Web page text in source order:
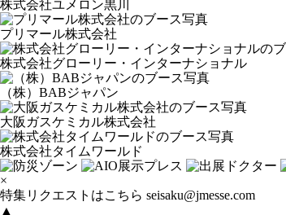
株式会社ユメロン黒川
プリマール株式会社
株式会社グローリー・インターナショナル
（株）BABジャパン
大阪ガスケミカル株式会社
株式会社タイムワールド
×
特集リクエストはこちら seisaku@jmesse.com
▲